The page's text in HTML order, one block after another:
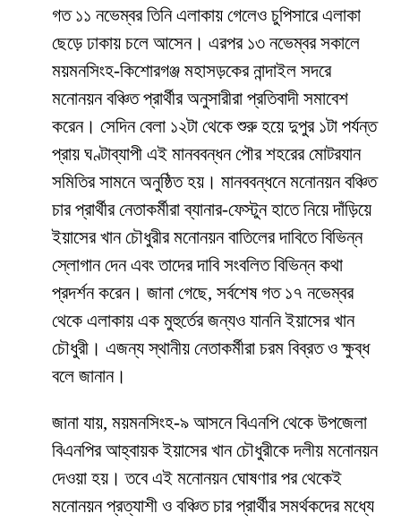
গত ১১ নভেম্বর তিনি এলাকায় গেলেও চুপিসারে এলাকা
ছেড়ে ঢাকায় চলে আসেন। এরপর ১৩ নভেম্বর সকালে
ময়মনসিংহ-কিশোরগঞ্জ মহাসড়কের নান্দাইল সদরে
মনোনয়ন বঞ্চিত প্রার্থীর অনুসারীরা প্রতিবাদী সমাবেশ
করেন। সেদিন বেলা ১২টা থেকে শুরু হয়ে দুপুর ১টা পর্যন্ত
প্রায় ঘণ্টাব্যাপী এই মানববন্ধন পৌর শহরের মোটরযান
সমিতির সামনে অনুষ্ঠিত হয়। মানববন্ধনে মনোনয়ন বঞ্চিত
চার প্রার্থীর নেতাকর্মীরা ব্যানার-ফেস্টুন হাতে নিয়ে দাঁড়িয়ে
ইয়াসের খান চৌধুরীর মনোনয়ন বাতিলের দাবিতে বিভিন্ন
স্লোগান দেন এবং তাদের দাবি সংবলিত বিভিন্ন কথা
প্রদর্শন করেন। জানা গেছে, সর্বশেষ গত ১৭ নভেম্বর
থেকে এলাকায় এক মুহুর্তের জন্যও যাননি ইয়াসের খান
চৌধুরী। এজন্য স্থানীয় নেতাকর্মীরা চরম বিব্রত ও ক্ষুব্ধ
বলে জানান।
জানা যায়, ময়মনসিংহ-৯ আসনে বিএনপি থেকে উপজেলা
বিএনপির আহ্বায়ক ইয়াসের খান চৌধুরীকে দলীয় মনোনয়ন
দেওয়া হয়। তবে এই মনোনয়ন ঘোষণার পর থেকেই
মনোনয়ন প্রত্যাশী ও বঞ্চিত চার প্রার্থীর সমর্থকদের মধ্যে